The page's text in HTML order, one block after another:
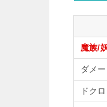
魔族/
ダメ
ドク